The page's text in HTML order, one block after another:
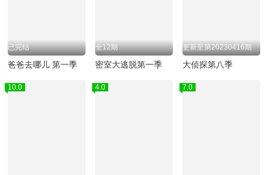
已完结
爸爸去哪儿 第一季
全12期
密室大逃脱第一季
更新至第20230416期
大侦探第八季
10.0 4.0 7.0